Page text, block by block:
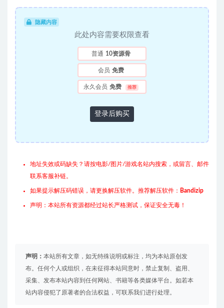
隐藏内容
此处内容需要权限查看
普通 10资源骨
会员 免费
永久会员 免费 推荐
登录后购买
地址失效或码缺失？请按电影/图片/游戏名站内搜索，或留言、邮件
联系客服补链。
如果提示解压码错误，请更换解压软件。推荐解压软件： Bandizip
声明：本站所有资源都经过站长严格测试，保证安全无毒！
声明： 本站所有文章，如无特殊说明或标注，均为本站原创发
布。任何个人或组织，在未征得本站同意时，禁止复制、盗用、
采集、发布本站内容到任何网站、书籍等各类媒体平台。如若本
站内容侵犯了原著者的合法权益，可联系我们进行处理。